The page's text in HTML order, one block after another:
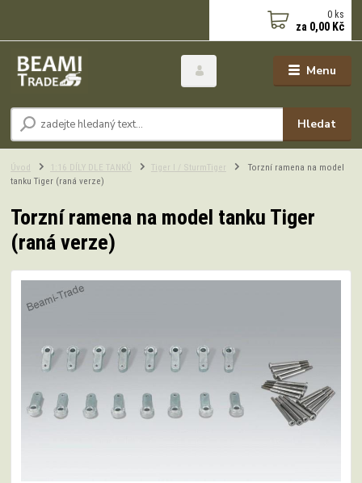
Menu
Hledat
0 ks
za 0,00 Kč
Úvod 1:16 DÍLY DLE TANKŮ Tiger I / SturmTiger
Torzní ramena na model
tanku Tiger (raná verze)
Torzní ramena na model tanku Tiger
(raná verze)